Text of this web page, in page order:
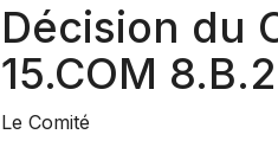
Décision du
15.COM
Le Comité